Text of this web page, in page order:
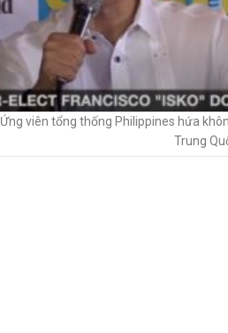
Ứng viên tổng thống Philippines hứa
Trung